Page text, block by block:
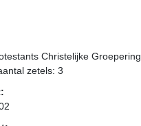
Christelijke Groepering
aantal zetels: 3